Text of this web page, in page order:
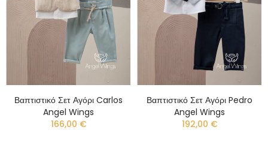
Βαπτιστικό Σετ Αγόρι Carlos
Angel Wings
166,00 €
Βαπτιστικό Σετ Αγόρι Pedro
Angel Wings
192,00 €